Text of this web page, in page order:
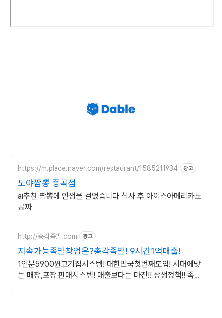
https://m.place.naver.com/restaurant/1585211934 광고
도야짬뽕 중곡점
ai추천 짬뽕에 인생을 걸었습니다 식사 후 아이스아메리카노
공짜
http://총각족발.com 광고
지속가능족발창업은?총각족발! 9시간1억매출!
1인분5900원고기집시스템! 대한민국첫번째도입! 시대에맞
는 매장,포장 판매시스템! 매출보다는 마진!! 상생정책!! 족발